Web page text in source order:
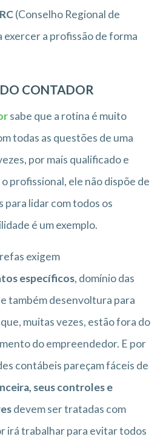
(Conselho Regional de
a profissão de forma
CONTADOR
sabe que a rotina é muito
todas as questões de uma
por mais qualificado e
profissional, ele não dispõe de
para lidar com todos os
é um exemplo.
exigem
específicos, domínio das
também desenvoltura para
muitas vezes, estão fora do
do empreendedor. E por
contábeis pareçam fáceis de
seus controles e
devem ser tratadas com
irá trabalhar para evitar todos